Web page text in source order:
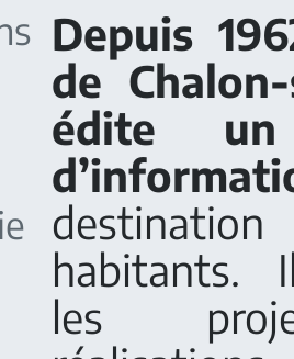
Depuis
de
édite
habitants.
les